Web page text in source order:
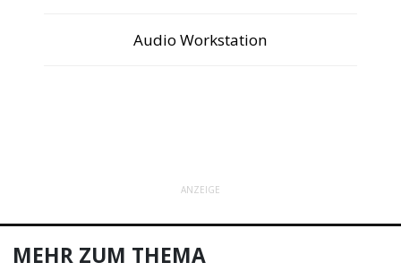
Audio Workstation
ANZEIGE
MEHR ZUM THEMA